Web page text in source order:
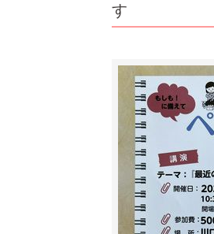
す